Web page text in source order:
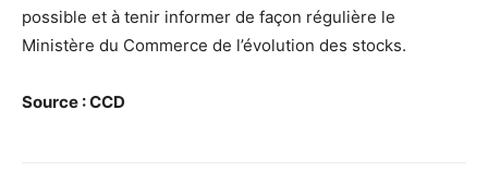
possible et à tenir informer de façon régulière le
Ministère du Commerce de l’évolution des stocks.
Source : CCD